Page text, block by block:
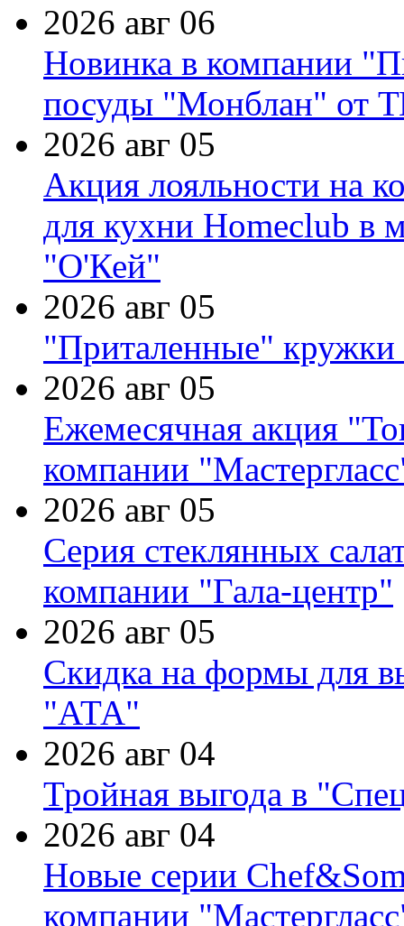
2026 авг 06
Новинка в компании
посуды "Монблан" от
2026 авг 05
Акция лояльности на
для кухни Homeclub в
"О'Кей"
2026 авг 05
"Приталенные" кружки
2026 авг 05
Ежемесячная акция
компании
2026 авг 05
Серия стеклянных
компании "Гала-центр"
2026 авг 05
Скидка на формы для
"АТА"
2026 авг 04
Тройная выгода в
2026 авг 04
Новые серии
компании